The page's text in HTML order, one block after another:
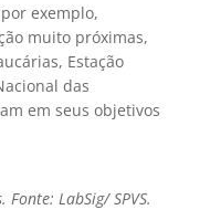
exemplo,
muito próximas,
Estação
das
em seus objetivos
LabSig/ SPVS.